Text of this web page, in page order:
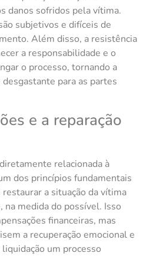
danos sofridos pela vítima.
subjetivos e difíceis de
Além disso, a resistência
a responsabilidade e o
o processo, tornando a
para as partes
e a reparação
relacionada à
dos princípios fundamentais
a situação da vítima
na medida do possível. Isso
financeiras, mas
a recuperação emocional e
um processo